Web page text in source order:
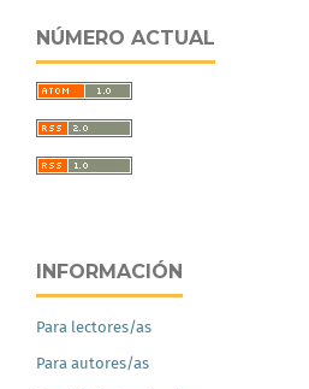
NÚMERO ACTUAL
INFORMACIÓN
Para lectores/as
Para autores/as